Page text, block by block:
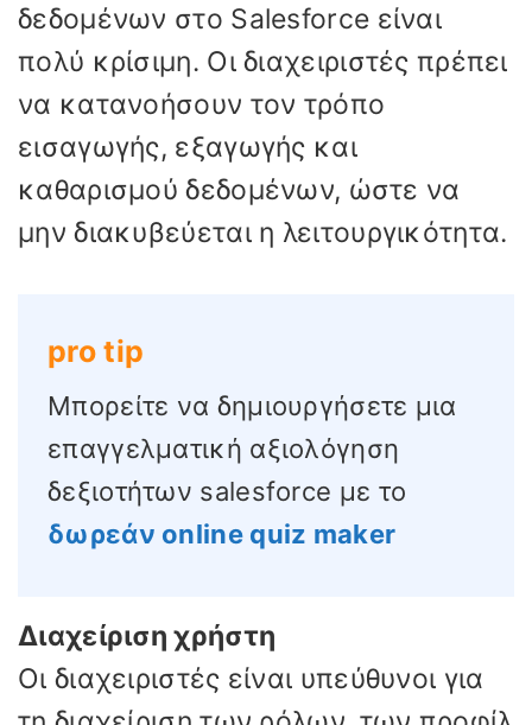
δεδομένων στο Salesforce είναι
πολύ κρίσιμη. Οι διαχειριστές πρέπει
να κατανοήσουν τον τρόπο
εισαγωγής, εξαγωγής και
καθαρισμού δεδομένων, ώστε να
μην διακυβεύεται η λειτουργικότητα.
pro tip
Μπορείτε να δημιουργήσετε μια
επαγγελματική αξιολόγηση
δεξιοτήτων salesforce με το
δωρεάν online quiz maker
Διαχείριση χρήστη
Οι διαχειριστές είναι υπεύθυνοι για